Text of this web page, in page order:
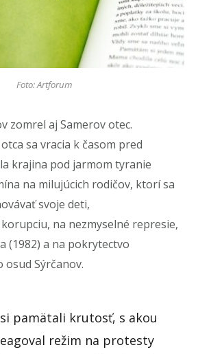
Foto: Artforum
zomrel aj Samerov otec.
sa vracia k časom pred
krajina pod jarmom tyranie
na milujúcich rodičov, ktorí sa
svoje deti,
na nezmyselné represie,
(1982) a na pokrytectvo
osud Sýrčanov.
pamätali krutosť, s akou
režim na protesty